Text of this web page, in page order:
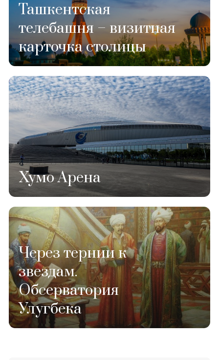
Ташкентская
телебашня – визитная
карточка столицы
Хумо Арена
Через тернии к
звездам.
Обсерватория
Улугбека